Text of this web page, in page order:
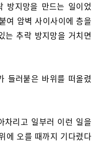
방지망을 만드는 일이었
여 암벽 사이사이에 층을
는 추락 방지망을 거치면
들러붙은 바위를 떠올렸
차리고 일부러 이런 일을
에 오를 때까지 기다렸다